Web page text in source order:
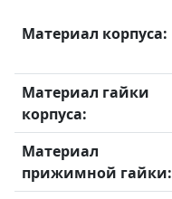
Материал корпуса:
Материал гайки
корпуса:
Материал
прижимной гайки: